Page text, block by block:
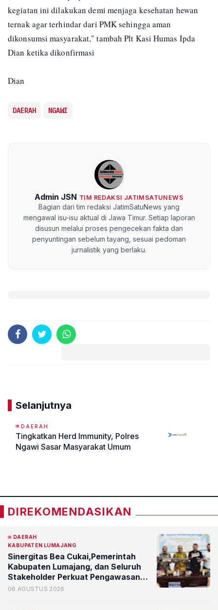
kegiatan ini dilakukan demi menjaga kesehatan hewan
ternak agar terhindar dari PMK sehingga aman
dikonsumsi masyarakat," tambah Plt Kasi Humas Ipda
Dian ketika dikonfirmasi
Dian
DAERAH NGAWI
Admin JSN TIM REDAKSI JATIMSATUNEWS
Bagian dari tim redaksi JatimSatuNews yang
mengawal isu-isu aktual di Jawa Timur. Setiap laporan
disusun melalui proses pengecekan fakta dan
penyuntingan sebelum tayang, sesuai pedoman
jurnalistik yang berlaku.
Selanjutnya
DAERAH
Tingkatkan Herd Immunity, Polres
Ngawi Sasar Masyarakat Umum
DIREKOMENDASIKAN
DAERAH
KABUPATEN LUMAJANG
Sinergitas Bea Cukai,Pemerintah
Kabupaten Lumajang, dan Seluruh
Stakeholder Perkuat Pengawasan
Barang Kena Cukai Ilegal Melalui
06 AGUSTUS 2026